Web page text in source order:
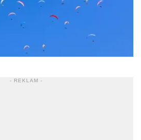
- REKLAM -